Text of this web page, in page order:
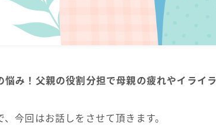
悩み！父親の役割分担で母親の疲れやイライ
、今回はお話しをさせて頂きます。